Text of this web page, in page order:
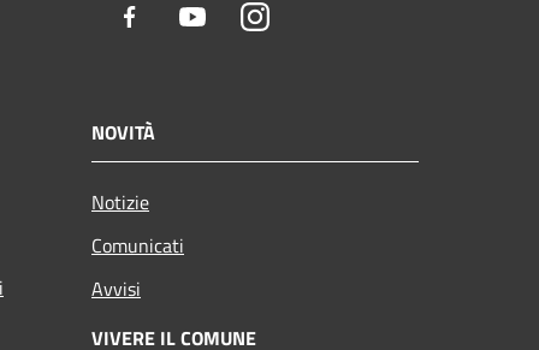
Facebook YoutubeInstagram
NOVITÀ
Notizie
Comunicati
Avvisi
VIVERE IL COMUNE